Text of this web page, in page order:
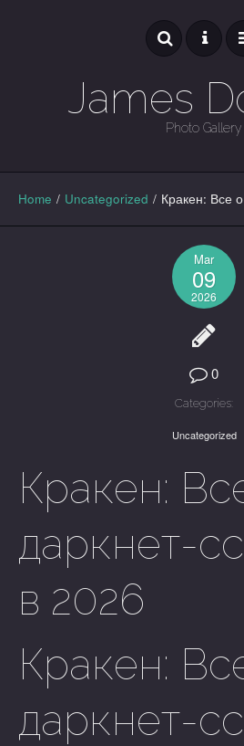
James
Photo Gallery
GALLERY
Home / Uncategorized / Кракен: Все
Mar
09
2026
0
Categories:
Uncategorized
Кракен:
даркнет-
в 2026
Кракен:
даркнет-